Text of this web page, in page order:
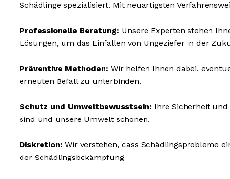
Schädlinge spezialisiert. Mit neuartigsten
Professionelle Beratung: Unsere Experten stehen
Lösungen, um das Einfallen von Ungeziefer in der
Präventive Methoden: Wir helfen Ihnen dabei,
erneuten Befall zu unterbinden.
Schutz und Umweltbewusstsein: Ihre Sicherheit
sind und unsere Umwelt schonen.
Diskretion: Wir verstehen, dass Schädlingsprobleme
der Schädlingsbekämpfung.